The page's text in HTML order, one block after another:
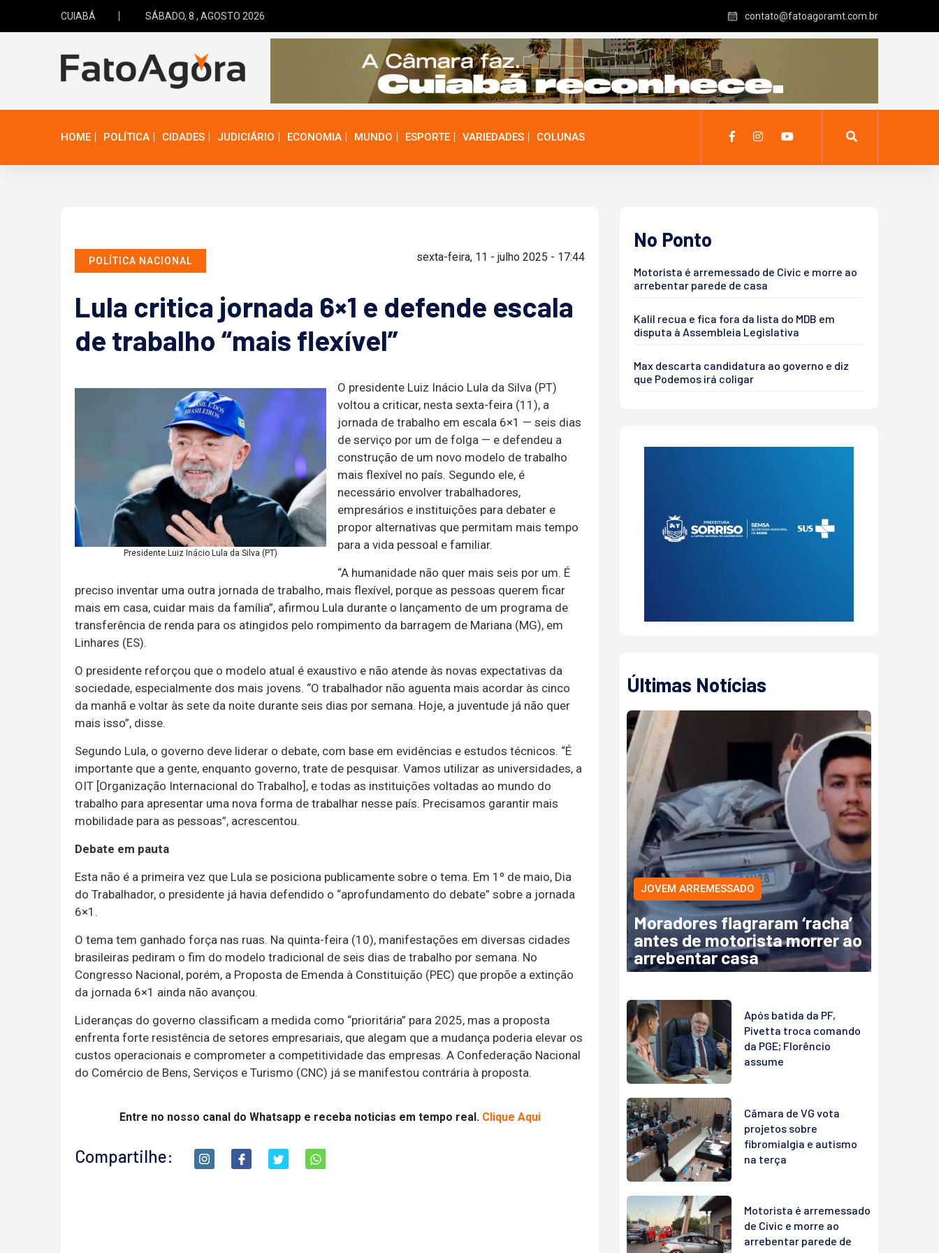
CUIABÁ SÁBADO, 8 , AGOSTO 2026 contato@fatoagoramt.com.br
HOME POLÍTICA CIDADES JUDICIÁRIO ECONOMIA MUNDO ESPORTE VARIEDADES COLUNAS
POLÍTICA NACIONAL sexta-feira, 11 - julho 2025 - 17:44
Lula critica jornada 6×1 e defende escala
de trabalho “mais flexível”
Presidente Luiz Inácio Lula da Silva (PT)
O presidente Luiz Inácio Lula da Silva (PT)
voltou a criticar, nesta sexta-feira (11), a
jornada de trabalho em escala 6×1 — seis dias
de serviço por um de folga — e defendeu a
construção de um novo modelo de trabalho
mais flexível no país. Segundo ele, é
necessário envolver trabalhadores,
empresários e instituições para debater e
propor alternativas que permitam mais tempo
para a vida pessoal e familiar.
“A humanidade não quer mais seis por um. É
preciso inventar uma outra jornada de trabalho, mais flexível, porque as pessoas querem ficar
mais em casa, cuidar mais da família”, afirmou Lula durante o lançamento de um programa de
transferência de renda para os atingidos pelo rompimento da barragem de Mariana (MG), em
Linhares (ES).
O presidente reforçou que o modelo atual é exaustivo e não atende às novas expectativas da
sociedade, especialmente dos mais jovens. “O trabalhador não aguenta mais acordar às cinco
da manhã e voltar às sete da noite durante seis dias por semana. Hoje, a juventude já não quer
mais isso”, disse.
Segundo Lula, o governo deve liderar o debate, com base em evidências e estudos técnicos. “É
importante que a gente, enquanto governo, trate de pesquisar. Vamos utilizar as universidades, a
OIT [Organização Internacional do Trabalho], e todas as instituições voltadas ao mundo do
trabalho para apresentar uma nova forma de trabalhar nesse país. Precisamos garantir mais
mobilidade para as pessoas”, acrescentou.
Debate em pauta
Esta não é a primeira vez que Lula se posiciona publicamente sobre o tema. Em 1º de maio, Dia
do Trabalhador, o presidente já havia defendido o “aprofundamento do debate” sobre a jornada
6×1.
O tema tem ganhado força nas ruas. Na quinta-feira (10), manifestações em diversas cidades
brasileiras pediram o fim do modelo tradicional de seis dias de trabalho por semana. No
Congresso Nacional, porém, a Proposta de Emenda à Constituição (PEC) que propõe a extinção
da jornada 6×1 ainda não avançou.
Lideranças do governo classificam a medida como “prioritária” para 2025, mas a proposta
enfrenta forte resistência de setores empresariais, que alegam que a mudança poderia elevar os
custos operacionais e comprometer a competitividade das empresas. A Confederação Nacional
do Comércio de Bens, Serviços e Turismo (CNC) já se manifestou contrária à proposta.
Entre no nosso canal do Whatsapp e receba noticias em tempo real. Clique Aqui
Compartilhe:
No Ponto
Motorista é arremessado de Civic e morre ao
arrebentar parede de casa
Kalil recua e fica fora da lista do MDB em
disputa à Assembleia Legislativa
Max descarta candidatura ao governo e diz
que Podemos irá coligar
Últimas Notícias
JOVEM ARREMESSADO
Moradores flagraram ‘racha’
antes de motorista morrer ao
arrebentar casa
Após batida da PF,
Pivetta troca comando
da PGE; Florêncio
assume
Câmara de VG vota
projetos sobre
fibromialgia e autismo
na terça
Motorista é arremessado
de Civic e morre ao
arrebentar parede de